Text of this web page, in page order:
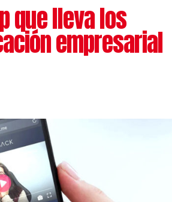
que lleva los
empresarial